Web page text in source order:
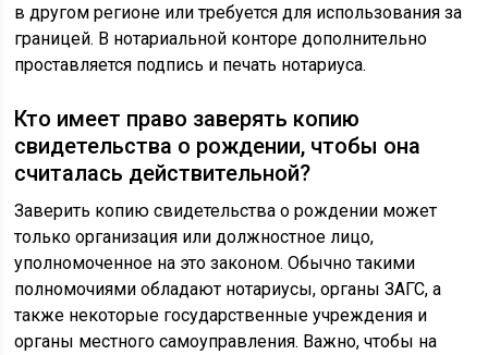
в другом регионе или требуется для использования за
границей. В нотариальной конторе дополнительно
проставляется подпись и печать нотариуса.
Кто имеет право заверять копию
свидетельства о рождении, чтобы она
считалась действительной?
Заверить копию свидетельства о рождении может
только организация или должностное лицо,
уполномоченное на это законом. Обычно такими
полномочиями обладают нотариусы, органы ЗАГС, а
также некоторые государственные учреждения и
органы местного самоуправления. Важно, чтобы на